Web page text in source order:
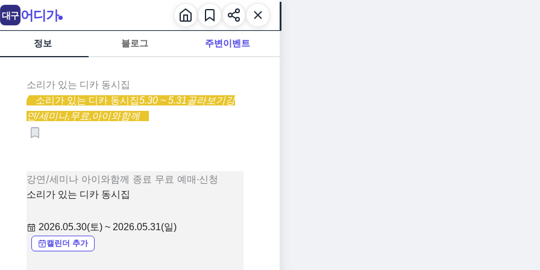
정보 블로그 주변이벤트
소리가 있는 디카 동시집
소리가 있는 디카 동시집5.30 ~ 5.31 골라보기강
연/세미나,무료,아이와함께
강연/세미나 아이와함께 종료 무료 예매·신청
소리가 있는 디카 동시집
2026.05.30(토) ~ 2026.05.31(일)
캘린더 추가
대구 어디가